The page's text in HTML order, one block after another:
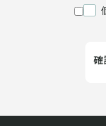
もに、適切な
社内規程・規
「当社が取り
確